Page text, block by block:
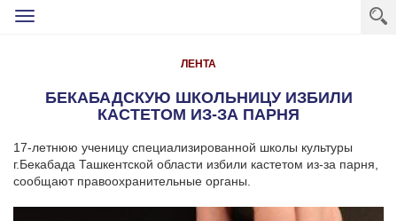
Toggle
ЛЕНТА
БЕКАБАДСКУЮ ШКОЛЬНИЦУ ИЗБИЛИ
КАСТЕТОМ ИЗ-ЗА ПАРНЯ
17-летнюю ученицу специализированной школы культуры
г.Бекабада Ташкентской области избили кастетом из-за парня,
сообщают правоохранительные органы.